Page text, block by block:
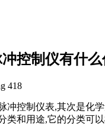
控制仪有什么
418
冲控制仪表,其次是化
类和用途,它的分类可